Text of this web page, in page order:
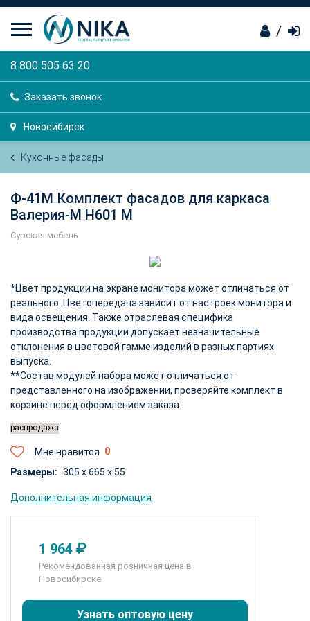
8 800 505 63 20
Заказать звонок
Новосибирск
/
Кухонные фасады
Ф-41М Комплект фасадов для каркаса
Валерия-М Н601 М
Сурская мебель
*Цвет продукции на экране монитора может отличаться от
реального. Цветопередача зависит от настроек монитора и
вида освещения. Также отраслевая специфика
производства продукции допускает незначительные
отклонения в цветовой гамме изделий в разных партиях
выпуска.
**Состав модулей набора может отличаться от
представленного на изображении, проверяйте комплект в
корзине перед оформлением заказа.
распродажа
Мне нравится
Размеры: 305 x 665 x 55
Дополнительная информация
1 964
Рекомендованная розничная цена в
Новосибирске
Узнать оптовую цену